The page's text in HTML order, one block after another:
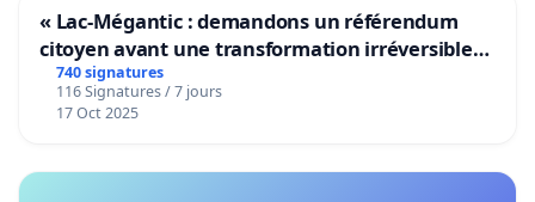
« Lac-Mégantic : demandons un référendum
citoyen avant une transformation irréversible
de notre territoire »
740 signatures
116 Signatures / 7 jours
17 Oct 2025